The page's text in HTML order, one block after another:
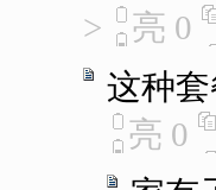
>
亮 0
这种
亮 0